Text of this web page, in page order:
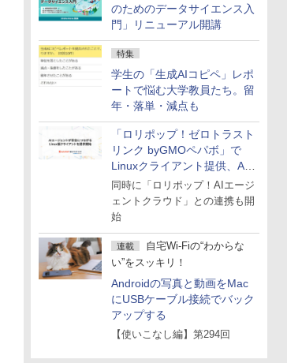
のためのデータサイエンス入
門」リニューアル開講
特集
学生の「生成AIコピペ」レポ
ートで悩む大学教員たち。留
年・落単・減点も
「ロリポップ！ゼロトラスト
リンク byGMOペパボ」で
Linuxクライアント提供、AI
エージェントの接続が容易に
同時に「ロリポップ！AIエージ
ェントクラウド」との連携も開
始
連載
自宅Wi-Fiの“わからな
い”をスッキリ！
Androidの写真と動画をMac
にUSBケーブル接続でバック
アップする
【使いこなし編】第294回